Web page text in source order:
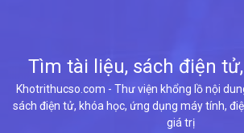
Tìm tài liệu, sách điện
ứng dụ
Khotrithucso.com - Thư viện khổng lồ nội